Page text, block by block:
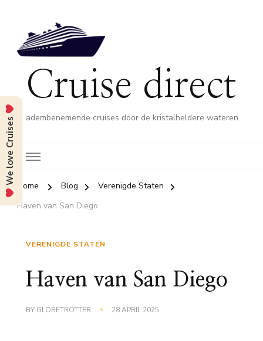
Cruise direct
adembenemende cruises door de kristalheldere wateren
Home Blog
Verenigde Staten
Haven van San Diego
VERENIGDE STATEN
Haven van San Diego
BY GLOBETROTTER 28 APRIL 2025
We love Cruises